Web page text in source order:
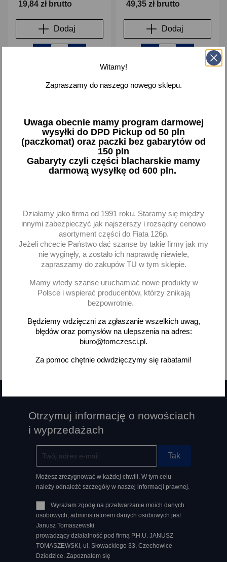
19,84 zł brutto
Dodaj
49,35 zł brutto
Dodaj
Cinquecento Seicento 480
7,62 zł brutto
Dodaj
Pokazano 1-3 z 3 pozycji
Powrót do góry
Otrzymuj informację o nowościach
i wyprzedażach
Możesz zrezygnować w każdej chwili. W tym celu
należy odnaleźć szczegóły w naszej informacji prawnej.
Wyrażam zgodę na przetwarzanie moich danych
osobowych, administratorem danych osobowych jest
Janusz Tomaszewski
prowadzący działalność pod firmą P.H.U. JANUSZ
TOMASZEWSKI, ul. Słowackiego 33, Czechowice-
Dziedzice. Zapoznałem się
Witamy!
Zapraszamy do naszego nowego sklepu.
Uwaga obecnie mamy program darmowej
wysyłki do DPD Pickup od 50 pln
(paczkomat) oraz paczki bez gabarytów od
150 pln
Gabaryty czyli części blacharskie mamy
darmową wysyłkę od 600 pln.
Działamy jako firma od 1991 roku. Staramy się między
innymi zabezpieczyć jak najszerszy i rozsądny cenowo
asortyment części do Fiata 126p.
Jeżeli chcecie Państwo dać szanse by takie firmy jak my
nie wyginęły, a zostało ich naprawdę niewiele,
zapraszamy do zakupów TU w tym sklepie.
Mamy wtedy szanse uruchamiać nowe produkty w
Polsce i wspierać producentów, którzy znikają
bezpowrotnie.
Będziemy wdzięczni za zgłaszanie wszelkich uwag,
błędów oraz pomysłów na ulepszenia na adres:
biuro@tomczesci.pl.
Za pomoc chętnie odwdzięczymy się rabatami!